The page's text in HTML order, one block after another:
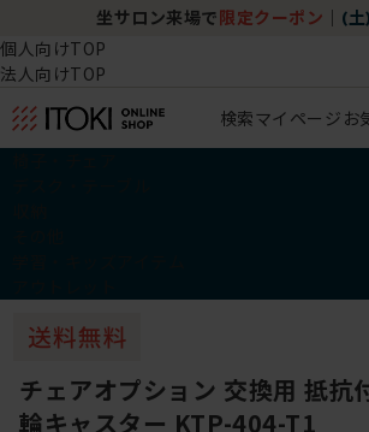
坐サロン来場で 限定クーポン (土
個人向けTOP
法人向けTOP
検索マイページ お
チェアオプション 交換用 抵抗
輪キャスター KTP-404-T1